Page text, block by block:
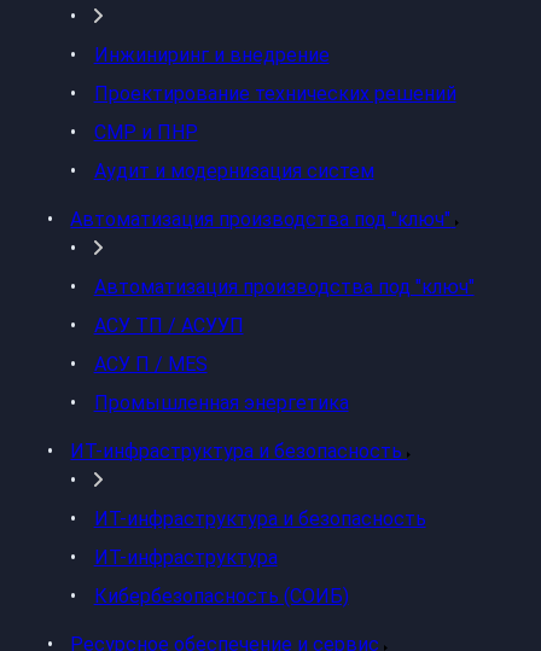
Инжиниринг и внедрение
Проектирование технических решений
СМР и ПНР
Аудит и модернизация систем
Автоматизация производства под "ключ"
Автоматизация производства под "ключ"
АСУ ТП / АСУУП
АСУ П / MES
Промышленная энергетика
ИТ-инфраструктура и безопасность
ИТ-инфраструктура и безопасность
ИТ-инфраструктура
Кибербезопасность (СОИБ)
Ресурсное обеспечение и сервис